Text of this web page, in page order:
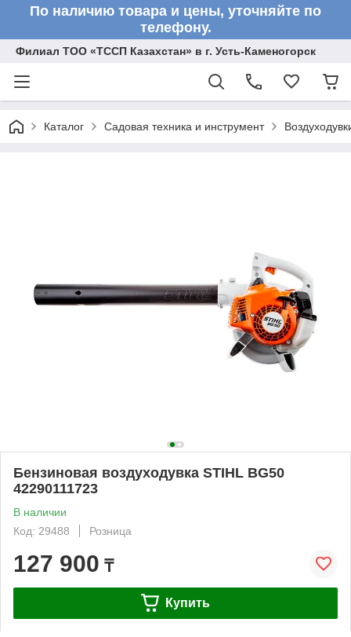
По наличию товара и цены, уточняйте по
телефону.
Филиал ТОО «ТССП Казахстан» в г. Усть-Каменогорск
Каталог Садовая техника и инструмент
Бензиновая воздуходувка STIHL BG50
42290111723
В наличии
Код: 29488
Розница
127 900 ₸
Купить